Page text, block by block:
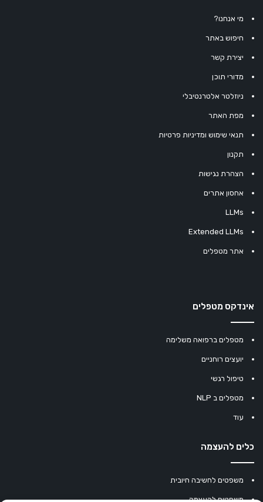
מי אנחנו?
חיפוש באתר
יצירת קשר
מדורי תוכן
ניוזלטר אלטרנטיבלי
מפת האתר
תנאי שימוש ומדיניות פרטיות
תקנון
הצהרת נגישות
אחסון אתרים
LLMs
Extended LLMs
אתר מטפלים
אינדקס מטפלים
מטפלים ברפואה משלימה
יועצים רוחניים
טיפול רגשי
מטפלים ב NLP
עוד
כלים להעצמה
משפטים לחשיבה חיובית
משפטים להעצמה